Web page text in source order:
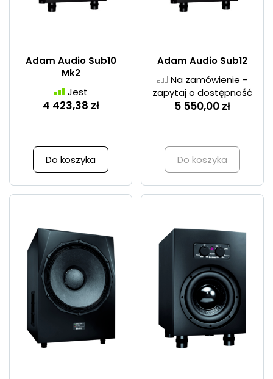
Adam Audio Sub10
Mk2
Jest
4 423,38 zł
Do koszyka
Adam Audio Sub12
Na zamówienie -
zapytaj o dostępność
5 550,00 zł
Do koszyka